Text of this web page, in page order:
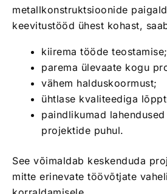
metallkonstruktsioonide
keevitustööd ühest kohast,
kiirema tööde teostamise;
parema ülevaate kogu
vähem halduskoormust;
ühtlase kvaliteediga
paindlikumad
projektide puhul.
See võimaldab keskenduda
mitte erinevate töövõtjate